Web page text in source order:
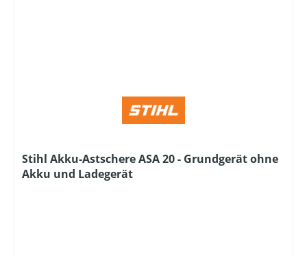
Stihl Akku-Astschere ASA 20 - Grundgerät ohne
Akku und Ladegerät